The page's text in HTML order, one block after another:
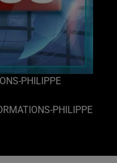
PHILIPPE
PHILIPPE